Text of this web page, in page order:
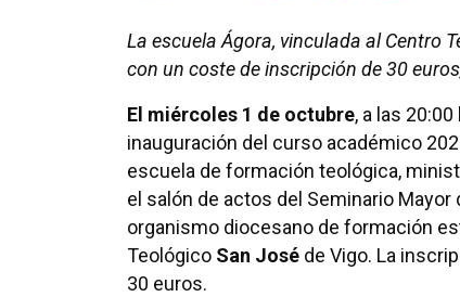
La escuela Ágora, vinculada al Centro
con un coste de inscripción de 30
El miércoles 1 de octubre, a las
inauguración del curso académico
escuela de formación teológica,
el salón de actos del Seminario Mayor
organismo diocesano de formación
Teológico San José de Vigo. La
30 euros.